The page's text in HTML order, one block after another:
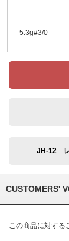
5.3g#3/0
JH-12 レ
CUSTOMERS'
この商品に対する